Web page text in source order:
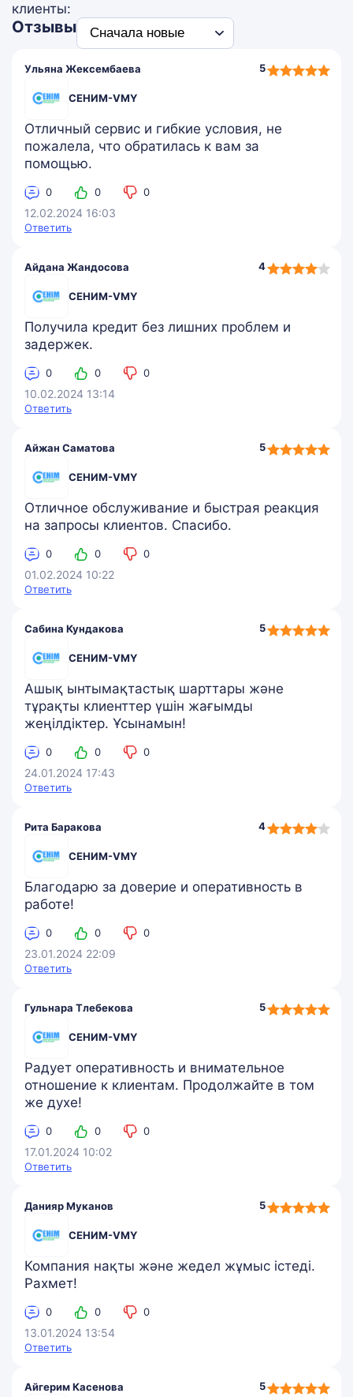
клиенты:
Отзывы
Ульяна Жексембаева
СЕНИМ-VMY
5
5,0
rating
Отличный сервис и гибкие условия, не
пожалела, что обратилась к вам за
помощью.
0 0 0
12.02.2024 16:03
Ответить
Айдана Жандосова
СЕНИМ-VMY
4
4,0
rating
Получила кредит без лишних проблем и
задержек.
0 0 0
10.02.2024 13:14
Ответить
Айжан Саматова
СЕНИМ-VMY
5
5,0
rating
Отличное обслуживание и быстрая реакция
на запросы клиентов. Спасибо.
0 0 0
01.02.2024 10:22
Ответить
Сабина Кундакова
СЕНИМ-VMY
5
5,0
Ашық ынтымақтастық шарттары және
тұрақты клиенттер үшін жағымды
жеңілдіктер. Ұсынамын!
0 0 0
24.01.2024 17:43
Ответить
Рита Баракова
СЕНИМ-VMY
4
4,0
Благодарю за доверие и оперативность в
работе!
0 0 0
23.01.2024 22:09
Ответить
Гульнара Тлебекова
СЕНИМ-VMY
5
5,0
Радует оперативность и внимательное
отношение к клиентам. Продолжайте в том
же духе!
0 0 0
17.01.2024 10:02
Ответить
Данияр Муканов
СЕНИМ-VMY
5
5,0
Компания нақты және жедел жұмыс істеді.
Рахмет!
0 0 0
13.01.2024 13:54
Ответить
Айгерим Касенова 5
5,0